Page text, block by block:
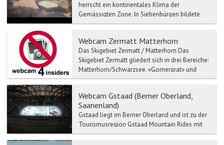
herrscht ein kontinentales Klima der
Gemässigten Zone. In Siebenbürgen bildete
Der Ort Hermannstadt das Ober...
Webcam Zermatt Matterhorn
Das Skigebiet Zermatt / Matterhorn Das
Skigebiet Zermatt gliedert sich in drei Bereiche:
Matterhorn/Schwarzsee, «Gornergrat» und
Sunegga Rothorn. ...
Webcam Gstaad (Berner Oberland,
Saanenland)
Gstaad liegt im Berner Oberland und ist zu der
Tourismusregion Gstaad Mountain Rides mit
Zweisimmen, Saanen, Schönried etc.